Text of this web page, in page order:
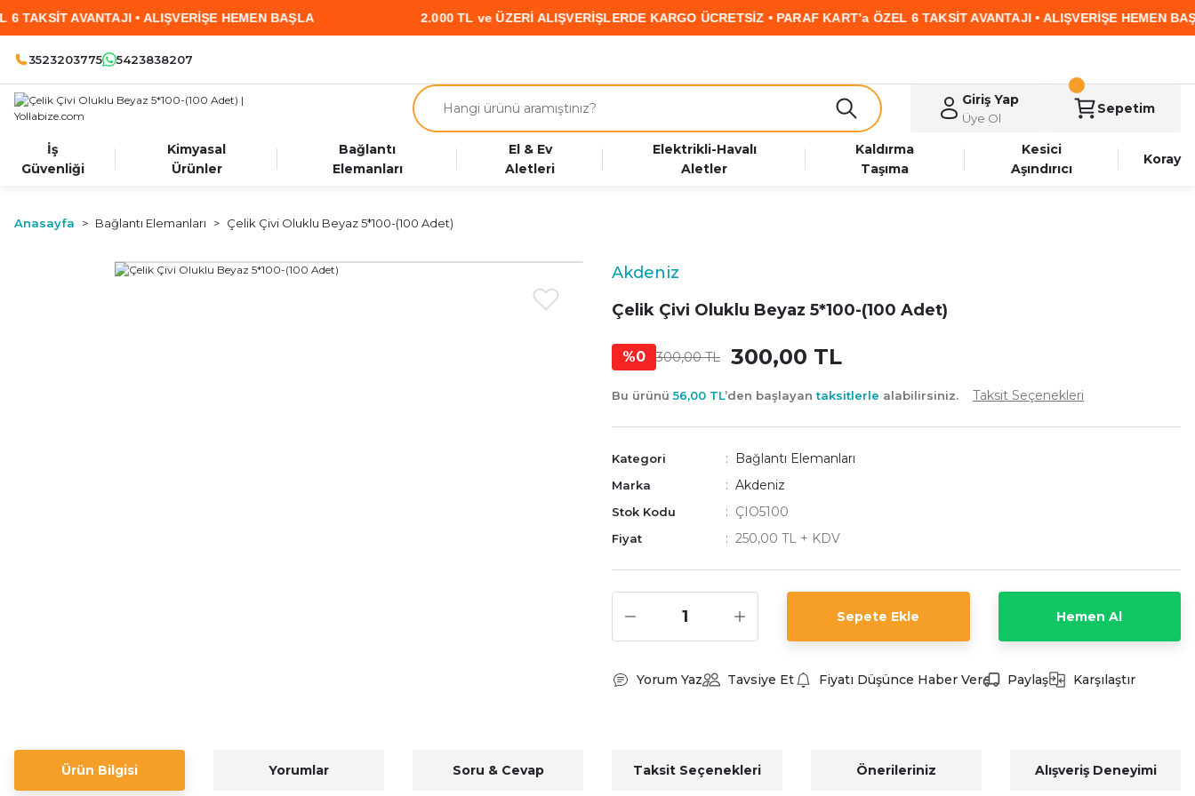
AVANTAJI • ALIŞVERİŞE HEMEN BAŞLA 2.000 TL ve ÜZERİ ALIŞVERİŞLERDE KARGO ÜCRETSİZ • PARAF KART’a ÖZEL 6 TAKSİT AVANTAJI • ALIŞVERİŞE HEMEN BAŞLA
3523203775 5423838207
Giriş Yap
Üye Ol
Sepetim
İş
Güvenliği
Kimyasal
Ürünler
Bağlantı
Elemanları
El & Ev
Aletleri
Elektrikli-Havalı
Aletler
Kaldırma
Taşıma
Kesici
Aşındırıcı
Koray
Anasayfa Bağlantı Elemanları Çelik Çivi Oluklu Beyaz 5*100-(100 Adet)
Akdeniz
Çelik Çivi Oluklu Beyaz 5*100-(100 Adet)
%0 300,00 TL 300,00 TL
Bu ürünü56,00 TL’den başlayantaksitlerle alabilirsiniz. Taksit Seçenekleri
Kategori Bağlantı Elemanları
Marka Akdeniz
Stok Kodu ÇIO5100
Fiyat 250,00 TL + KDV
Sepete Ekle Hemen Al
Yorum Yaz Tavsiye Et Fiyatı Düşünce Haber Ver Paylaş Karşılaştır
Ürün Bilgisi Yorumlar Soru & Cevap Taksit Seçenekleri Önerileriniz Alışveriş Deneyimi